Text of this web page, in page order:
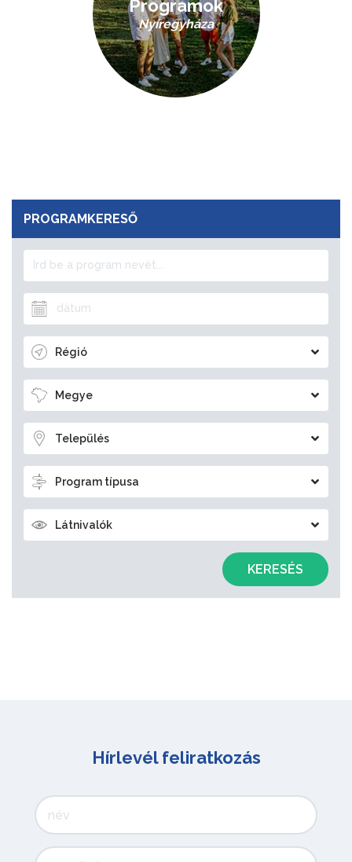
Programok
Nyíregyháza
PROGRAMKERESŐ
Régió
Megye
Település
Program típusa
Látnivalók
KERESÉS
Hírlevél feliratkozás